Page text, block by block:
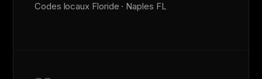
Codes locaux Floride · Naples FL